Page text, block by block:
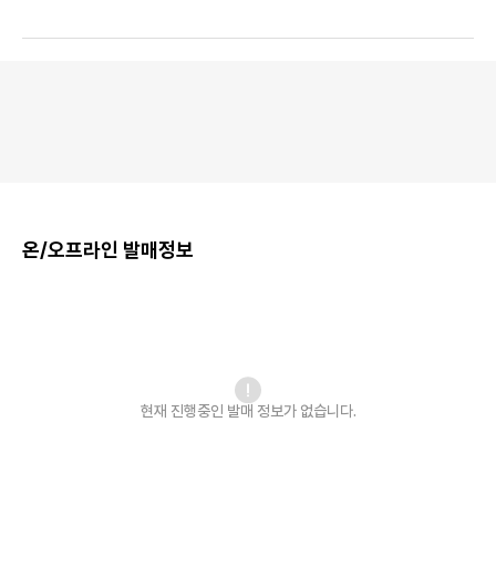
온/오프라인 발매정보
현재 진행중인 발매 정보가 없습니다.